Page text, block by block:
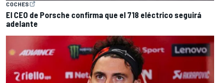
COCHES
El CEO de Porsche confirma que el 718 eléctrico seguirá
adelante